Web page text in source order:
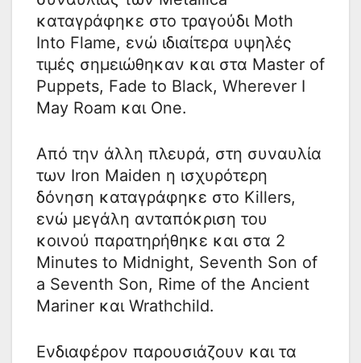
καταγράφηκε στο τραγούδι Moth
Into Flame, ενώ ιδιαίτερα υψηλές
τιμές σημειώθηκαν και στα Master of
Puppets, Fade to Black, Wherever I
May Roam και One.
Από την άλλη πλευρά, στη συναυλία
των Iron Maiden η ισχυρότερη
δόνηση καταγράφηκε στο Killers,
ενώ μεγάλη ανταπόκριση του
κοινού παρατηρήθηκε και στα 2
Minutes to Midnight, Seventh Son of
a Seventh Son, Rime of the Ancient
Mariner και Wrathchild.
Ενδιαφέρον παρουσιάζουν και τα